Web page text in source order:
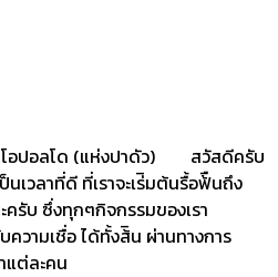
ลโอปอลโด (แห่งปาดัว) สวัสดีครับ
เวลาที่ดี ที่เราจะเร่ิมต้นรื้อฟ้ืนถึง
ครับ ซึ่งทุกๆกิจกรรมของเรา
ความเชื่อ ได้ทั้งส้ิน ผ่านทางการ
แต่ละคน